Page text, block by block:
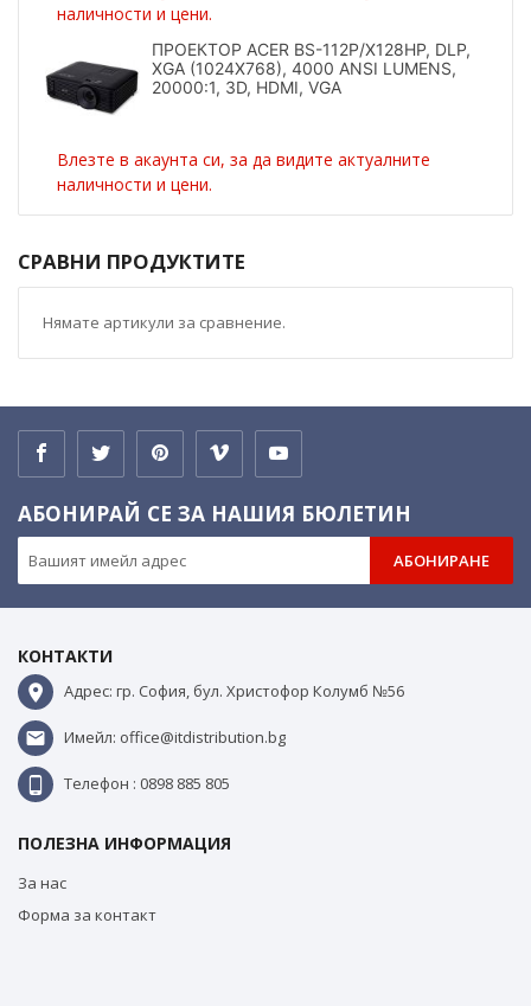
наличности и цени.
ПРОЕКТОР ACER BS-112P/X128HP, DLP,
XGA (1024X768), 4000 ANSI LUMENS,
20000:1, 3D, HDMI, VGA
Влезте в акаунта си, за да видите актуалните
наличности и цени.
СРАВНИ ПРОДУКТИТЕ
Нямате артикули за сравнение.
АБОНИРАЙ СЕ ЗА НАШИЯ БЮЛЕТИН
АБОНИРАНЕ
КОНТАКТИ
Адрес: гр. София, бул. Христофор Колумб №56
Имейл: office@itdistribution.bg
Телефон : 0898 885 805
ПОЛЕЗНА ИНФОРМАЦИЯ
За нас
Форма за контакт